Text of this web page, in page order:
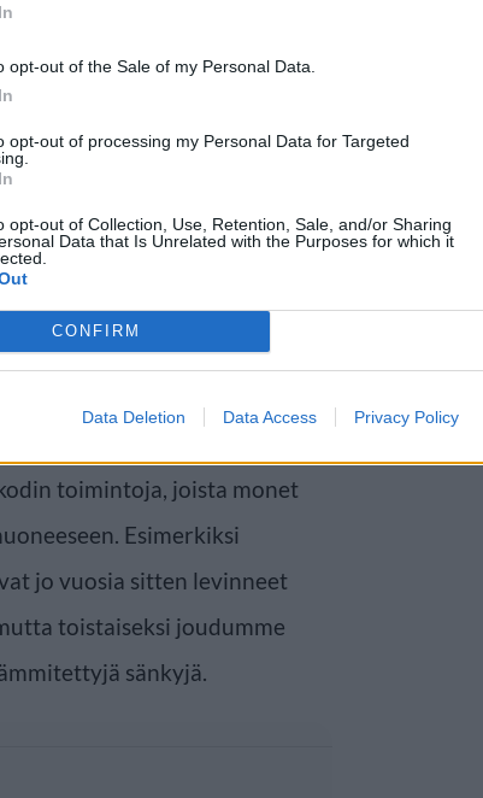
opt-out of the Sale of my Personal Data.
opt-out of processing my Personal Data for Targeted
opt-out of Collection, Use, Retention, Sale, and/or Sharing
Data that Is Unrelated with the Purposes for which it
CONFIRM
Data Deletion Data Access Privacy Policy
suurikokoisella
varsin mielenkiintoinen
sängyssä oli nimittäin
riittävästi lämpöä jo ennen
toimintoja, joista monet
Esimerkiksi
jo vuosia sitten levinneet
toistaiseksi joudumme
sänkyjä.